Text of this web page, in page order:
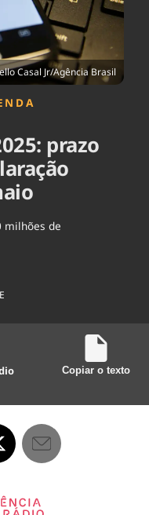
Casal Jr/Agência Brasil
prazo
milhões de
Copiar o texto